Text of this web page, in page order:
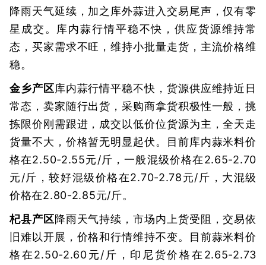
降雨天气延续，加之库外蒜进入交易尾声，仅有零
星成交。库内蒜行情平稳不快，供应货源维持常
态，买家需求不旺，维持小批量走货，主流价格维
稳。
金乡产区库内蒜行情平稳不快，货源供应维持近日
常态，卖家随行出货，采购商拿货积极性一般，挑
拣限价刚需跟进，成交以低价位货源为主，全天走
货量不大，价格暂无明显起伏。目前库内蒜米料价
格在2.50-2.55元/斤，一般混级价格在2.65-2.70
元/斤，较好混级价格在2.70-2.78元/斤，大混级
价格在2.80-2.85元/斤。
杞县产区降雨天气持续，市场内上货受阻，交易依
旧难以开展，价格和行情维持不变。目前蒜米料价
格在2.50-2.60元/斤，印尼货价格在2.65-2.73